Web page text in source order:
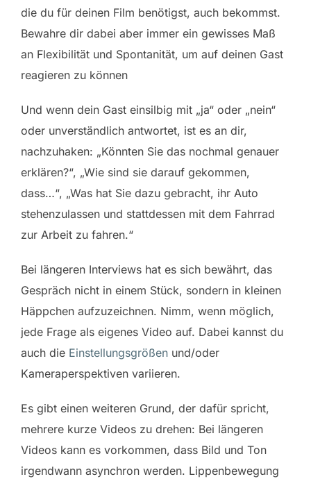
die du für deinen Film benötigst, auch bekommst.
Bewahre dir dabei aber immer ein gewisses Maß
an Flexibilität und Spontanität, um auf deinen Gast
reagieren zu können
Und wenn dein Gast einsilbig mit „ja“ oder „nein“
oder unverständlich antwortet, ist es an dir,
nachzuhaken: „Könnten Sie das nochmal genauer
erklären?“, „Wie sind sie darauf gekommen,
dass…“, „Was hat Sie dazu gebracht, ihr Auto
stehenzulassen und stattdessen mit dem Fahrrad
zur Arbeit zu fahren.“
Bei längeren Interviews hat es sich bewährt, das
Gespräch nicht in einem Stück, sondern in kleinen
Häppchen aufzuzeichnen. Nimm, wenn möglich,
jede Frage als eigenes Video auf. Dabei kannst du
auch die Einstellungsgrößen und/oder
Kameraperspektiven variieren.
Es gibt einen weiteren Grund, der dafür spricht,
mehrere kurze Videos zu drehen: Bei längeren
Videos kann es vorkommen, dass Bild und Ton
irgendwann asynchron werden. Lippenbewegung